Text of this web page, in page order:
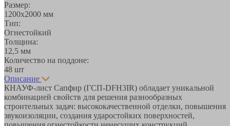
Размер:
1200х2000 мм
Тип:
Огнестойкий
Толщина:
12,5 мм
Количество на поддоне:
48 шт
Описание
КНАУФ-лист Сапфир (ГСП-DFH3IR) обладает уникальной
комбинацией свойств для решения разнообразных
строительных задач: высококачественной отделки, повышения
звукоизоляции, создания ударостойких поверхностей,